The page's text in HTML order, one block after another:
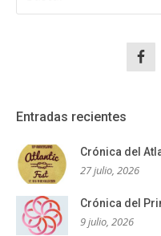
Entradas recientes
Crónica del
27 julio, 2026
Crónica del
9 julio, 2026